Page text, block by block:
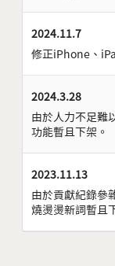
2024.11.7
修正iPhone、
2024.3.28
由於人力不足難
功能暫且下架。
2023.11.13
由於貢獻紀錄參
燒燙燙新詞暫且